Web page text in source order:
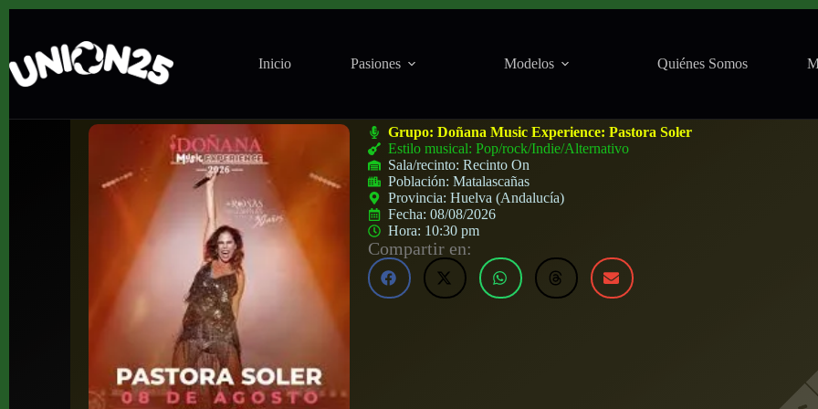
Inicio Pasiones Modelos Quiénes Somos
Grupo:Doñana Music Experience: Pastora Soler
Estilo musical: Pop/rock/Indie/Alternativo
Sala/recinto:Recinto On
Población:Matalascañas
Provincia:Huelva (Andalucía)
Fecha:08/08/2026
Hora: 10:30 pm
Compartir en: